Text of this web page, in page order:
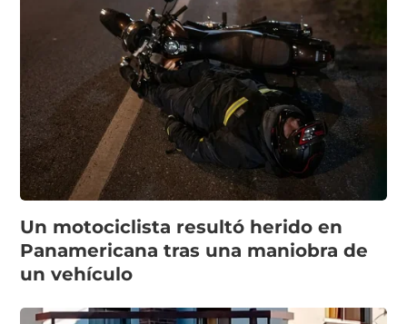
Un motociclista resultó herido en
Panamericana tras una maniobra de
un vehículo